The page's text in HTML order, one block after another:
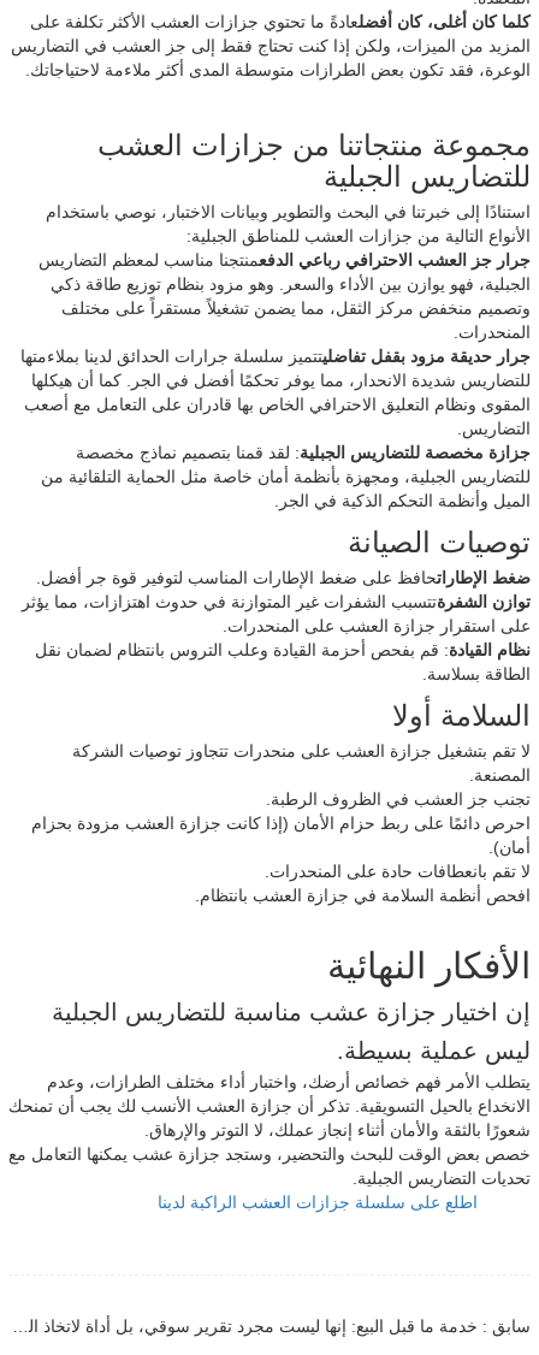
كلما كان أغلى، كان أفضلعادةً ما تحتوي جزازات العشب الأكثر تكلفة على
المزيد من الميزات، ولكن إذا كنت تحتاج فقط إلى جز العشب في التضاريس
الوعرة، فقد تكون بعض الطرازات متوسطة المدى أكثر ملاءمة لاحتياجاتك.
مجموعة منتجاتنا من جزازات العشب
للتضاريس الجبلية
استنادًا إلى خبرتنا في البحث والتطوير وبيانات الاختبار، نوصي باستخدام
الأنواع التالية من جزازات العشب للمناطق الجبلية:
جرار جز العشب الاحترافي رباعي الدفعمنتجنا مناسب لمعظم التضاريس
الجبلية، فهو يوازن بين الأداء والسعر. وهو مزود بنظام توزيع طاقة ذكي
وتصميم منخفض مركز الثقل، مما يضمن تشغيلاً مستقراً على مختلف
المنحدرات.
جرار حديقة مزود بقفل تفاضليتتميز سلسلة جرارات الحدائق لدينا بملاءمتها
للتضاريس شديدة الانحدار، مما يوفر تحكمًا أفضل في الجر. كما أن هيكلها
المقوى ونظام التعليق الاحترافي الخاص بها قادران على التعامل مع أصعب
التضاريس.
جزازة مخصصة للتضاريس الجبلية: لقد قمنا بتصميم نماذج مخصصة
للتضاريس الجبلية، ومجهزة بأنظمة أمان خاصة مثل الحماية التلقائية من
الميل وأنظمة التحكم الذكية في الجر.
توصيات الصيانة
ضغط الإطاراتحافظ على ضغط الإطارات المناسب لتوفير قوة جر أفضل.
توازن الشفرةتتسبب الشفرات غير المتوازنة في حدوث اهتزازات، مما يؤثر
على استقرار جزازة العشب على المنحدرات.
نظام القيادة: قم بفحص أحزمة القيادة وعلب التروس بانتظام لضمان نقل
الطاقة بسلاسة.
السلامة أولا
لا تقم بتشغيل جزازة العشب على منحدرات تتجاوز توصيات الشركة
المصنعة.
تجنب جز العشب في الظروف الرطبة.
احرص دائمًا على ربط حزام الأمان (إذا كانت جزازة العشب مزودة بحزام
أمان).
لا تقم بانعطافات حادة على المنحدرات.
افحص أنظمة السلامة في جزازة العشب بانتظام.
الأفكار النهائية
إن اختيار جزازة عشب مناسبة للتضاريس الجبلية
ليس عملية بسيطة.
يتطلب الأمر فهم خصائص أرضك، واختبار أداء مختلف الطرازات، وعدم
الانخداع بالحيل التسويقية. تذكر أن جزازة العشب الأنسب لك يجب أن تمنحك
شعورًا بالثقة والأمان أثناء إنجاز عملك، لا التوتر والإرهاق.
خصص بعض الوقت للبحث والتحضير، وستجد جزازة عشب يمكنها التعامل مع
تحديات التضاريس الجبلية.
اطلع على سلسلة جزازات العشب الراكبة لدينا